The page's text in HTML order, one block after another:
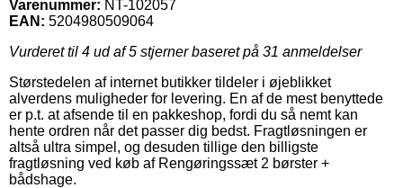
Varenummer: NT-102057
EAN: 5204980509064
Vurderet til 4 ud af 5 stjerner baseret på 31 anmeldelser
Størstedelen af internet butikker tildeler i øjeblikket
alverdens muligheder for levering. En af de mest benyttede
er p.t. at afsende til en pakkeshop, fordi du så nemt kan
hente ordren når det passer dig bedst. Fragtløsningen er
altså ultra simpel, og desuden tillige den billigste
fragtløsning ved køb af Rengøringssæt 2 børster +
bådshage.